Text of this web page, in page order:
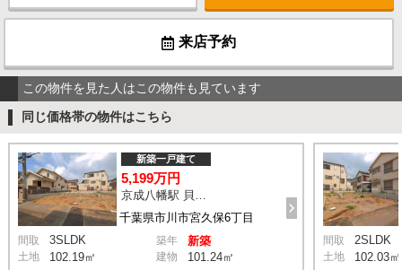
来店予約
この物件を見た人はこの物件も見ています
同じ価格帯の物件はこちら
千葉県市川市宮久保6丁目
新築一戸建て
5,199万円
間取 3SLDK 築年 新築
土地 102.19㎡ 建物 101.24㎡
間取 2SLDK
土地 102.03㎡